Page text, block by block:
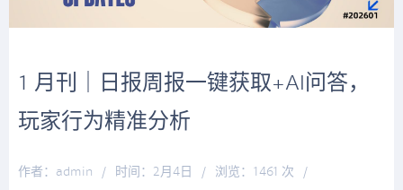
1 月刊｜日报周报一键获取+AI问答，
玩家行为精准分析
作者：admin / 时间：2月4日 / 浏览：1461 次
/